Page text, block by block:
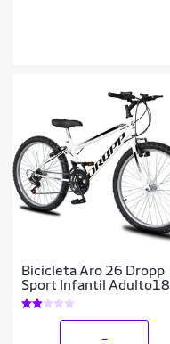
Bicicleta Aro 26 Dropp
Sport Infantil Adulto18
vel marchas Freio V-
Brake